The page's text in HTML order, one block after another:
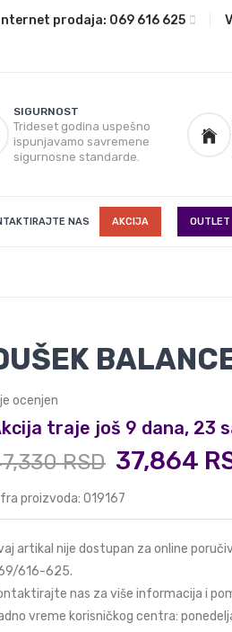
Internet prodaja: 069 616 625
SIGURNOST
Trideset godina uspešno
ispunjavamo savremene
sigurnosne standarde.
NAS AKCIJA OUTLET
ocenjen
traje još 9 dana, 23
RSD 37,864
proizvoda: 019167
artikal nije dostupan za online
616-625.
nas za više informacija i
vreme korisničkog centra: